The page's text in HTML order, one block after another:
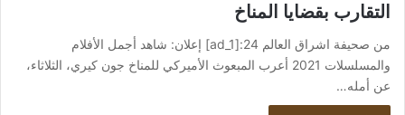
التقارب بقضايا المناخ
من صحيفة اشراق العالم 24:[ad_1] إعلان: شاهد أجمل الأفلام
والمسلسلات 2021 أعرب المبعوث الأميركي للمناخ جون كيري، الثلاثاء،
عن أمله…